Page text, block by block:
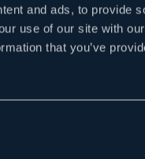
and ads, to provide
use of our site with
that you’ve